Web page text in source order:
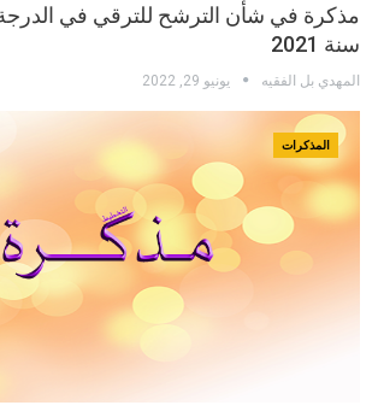
مذكرة في شأن الترشح للترقي في الدرجة
سنة 2021
المهدي بل الفقيه يونيو 29, 2022
المذكرات